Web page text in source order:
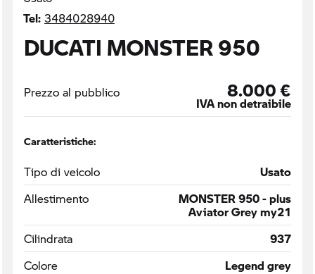
Tel: 3484028940
DUCATI MONSTER 950
Prezzo al pubblico 8.000 €
IVA non detraibile
Caratteristiche:
Tipo di veicolo
Usato
Allestimento
MONSTER 950 - plus
Aviator Grey my21
Cilindrata
937
Colore
Legend grey